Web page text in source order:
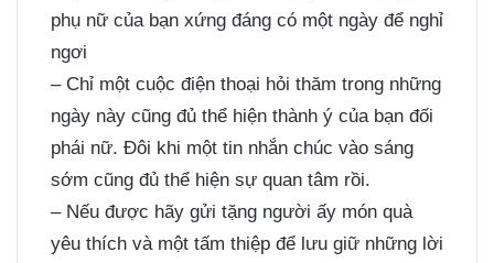
phụ nữ của bạn xứng đáng có một ngày để nghỉ
ngơi
– Chỉ một cuộc điện thoại hỏi thăm trong những
ngày này cũng đủ thể hiện thành ý của bạn đối
phái nữ. Đôi khi một tin nhắn chúc vào sáng
sớm cũng đủ thể hiện sự quan tâm rồi.
– Nếu được hãy gửi tặng người ấy món quà
yêu thích và một tấm thiệp để lưu giữ những lời